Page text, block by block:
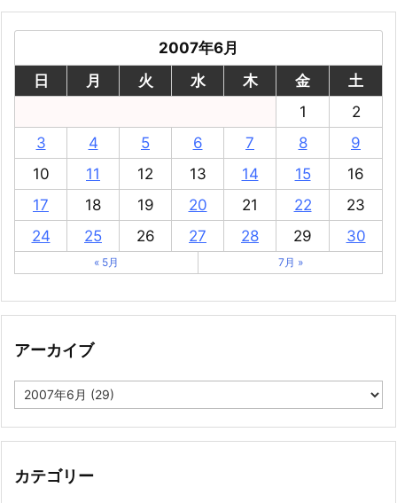
2007年6月
日
月 火 水 木 金
土
1
2
3
4 5 6 7 8
9
10
11 12 13 14 15
16
17
18 19 20 21 22
23
24
25 26 27 28 29 30
« 5月 7月 »
アーカイブ
ア
ー
イ
カテゴリー